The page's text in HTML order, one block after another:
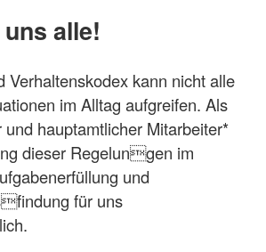
alle!
Verhaltenskodex kann nicht alle
im Alltag aufgreifen. Als
hauptamtlicher Mitarbeiter*
dieser Regelungen im
und
für uns